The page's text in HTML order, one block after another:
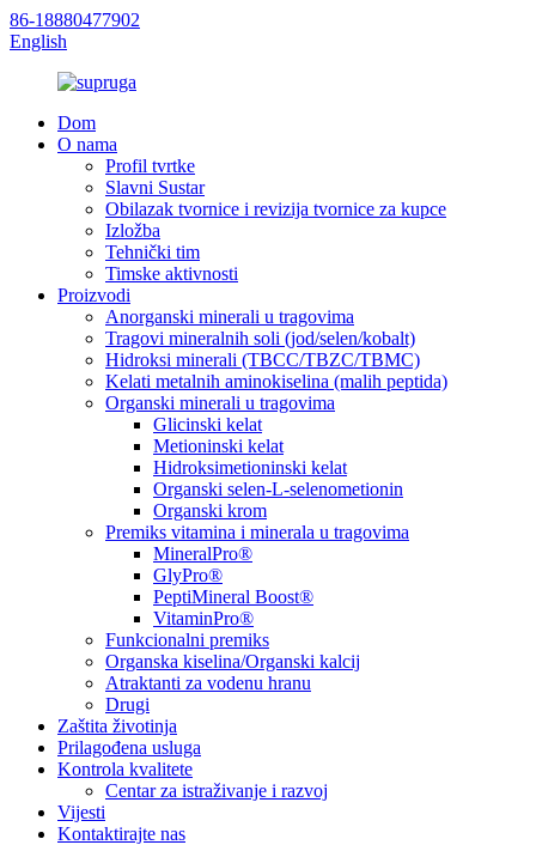
86-18880477902
English
Dom
O nama
Profil tvrtke
Slavni Sustar
Obilazak tvornice i revizija tvornice za kupce
Izložba
Tehnički tim
Timske aktivnosti
Proizvodi
Anorganski minerali u tragovima
Tragovi mineralnih soli (jod/selen/kobalt)
Hidroksi minerali (TBCC/TBZC/TBMC)
Kelati metalnih aminokiselina (malih peptida)
Organski minerali u tragovima
Glicinski kelat
Metioninski kelat
Hidroksimetioninski kelat
Organski selen-L-selenometionin
Organski krom
Premiks vitamina i minerala u tragovima
MineralPro®
GlyPro®
PeptiMineral Boost®
VitaminPro®
Funkcionalni premiks
Organska kiselina/Organski kalcij
Atraktanti za vodenu hranu
Drugi
Zaštita životinja
Prilagođena usluga
Kontrola kvalitete
Centar za istraživanje i razvoj
Vijesti
Kontaktirajte nas